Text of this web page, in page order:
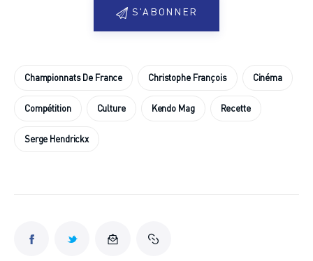
S'ABONNER
Championnats De France Christophe François Cinéma
Compétition Culture Kendo Mag Recette
Serge Hendrickx